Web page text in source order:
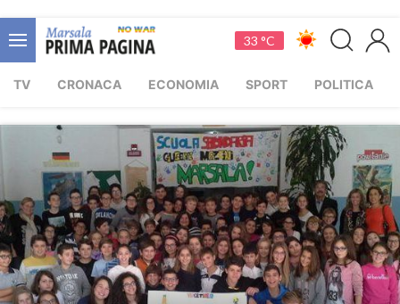
33 °C
TV CRONACA ECONOMIA SPORT POLITICA